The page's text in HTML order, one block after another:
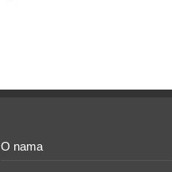
O nama